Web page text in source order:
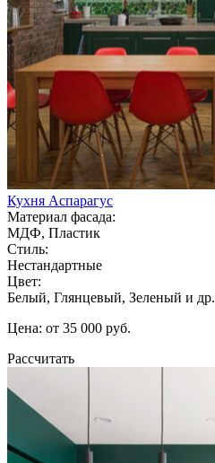
Кухня Аспарагус
Материал фасада:
МДФ, Пластик
Стиль:
Нестандартные
Цвет:
Белый, Глянцевый, Зеленый и др.
Цена: от 35 000 руб.
Рассчитать